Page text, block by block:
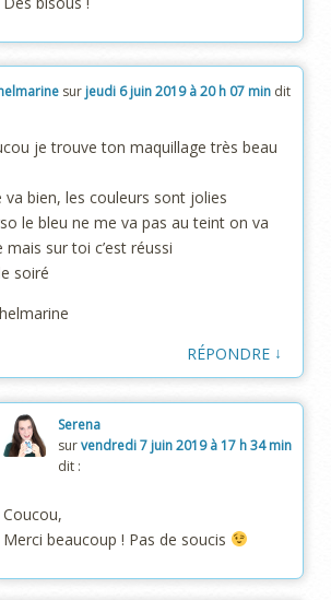
sur jeudi 6 juin 2019 à 20 h 07 min dit
je trouve ton maquillage très beau
va bien, les couleurs sont jolies
le bleu ne me va pas au teint on va
mais sur toi c’est réussi
soiré
RÉPONDRE ↓
Serena
survendredi 7 juin 2019 à 17 h 34 min
dit :
Coucou,
Merci beaucoup ! Pas de soucis